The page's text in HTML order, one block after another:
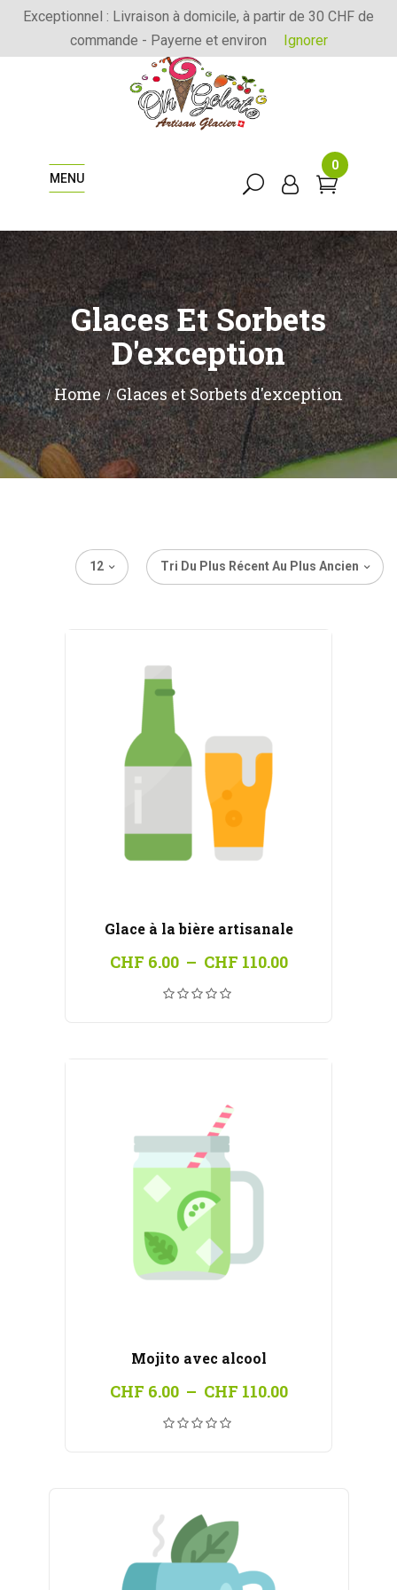
Exceptionnel : Livraison à domicile, à partir de 30 CHF de
commande - Payerne et environ
Ignorer
MENU
0
Glaces Et Sorbets
D'exception
Home Glaces et Sorbets d'exception
Tri Du Plus Récent Au Plus Ancien
12
Glace à la bière artisanale
CHF 6.00 – CHF 110.00Plage
Mojito avec alcool
CHF 6.00 – CHF 110.00Plage